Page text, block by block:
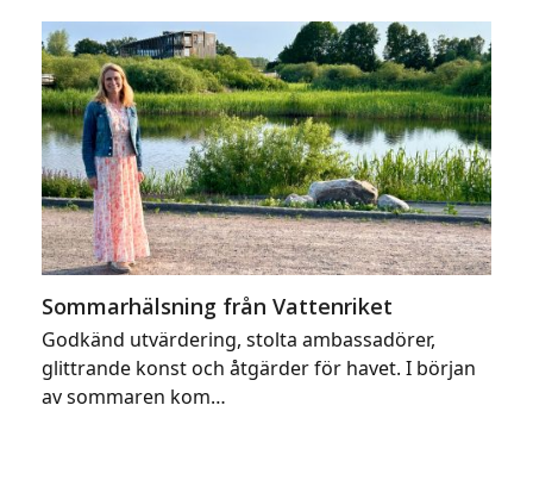
Sommarhälsning från Vattenriket
Godkänd utvärdering, stolta ambassadörer,
glittrande konst och åtgärder för havet. I början
av sommaren kom…